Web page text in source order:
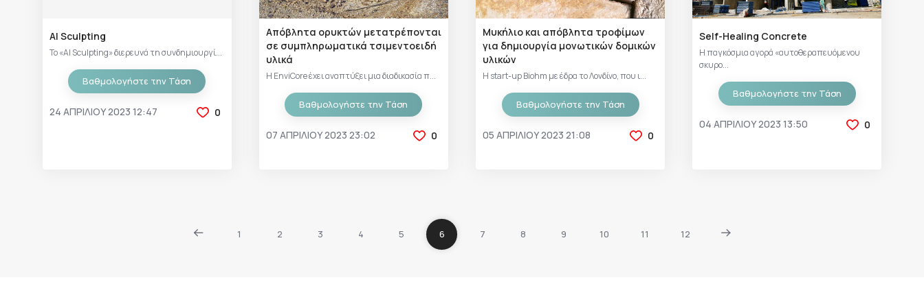
AI Sculpting
Το «AI Sculpting» διερευνά τη συνδημιουργί...
Βαθμολογήστε την Τάση
24 ΑΠΡΙΛΊΟΥ 2023 12:47 0
Απόβλητα ορυκτών μετατρέπονται
σε συμπληρωματικά τσιμεντοειδή
υλικά
Η EnviCore έχει αναπτύξει μια διαδικασία π...
Βαθμολογήστε την Τάση
07 ΑΠΡΙΛΊΟΥ 2023 23:02 0
Μυκήλιο και απόβλητα τροφίμων
για δημιουργία μονωτικών δομικών
υλικών
Η start-up Biohm με έδρα το Λονδίνο, που ι...
Βαθμολογήστε την Τάση
05 ΑΠΡΙΛΊΟΥ 2023 21:08 0
Self-Healing Concrete
Η παγκόσμια αγορά «αυτοθεραπευόμενου
σκυρο...
Βαθμολογήστε την Τάση
04 ΑΠΡΙΛΊΟΥ 2023 13:50 0
1 2 3 4 5 6 7 8 9 10 11 12